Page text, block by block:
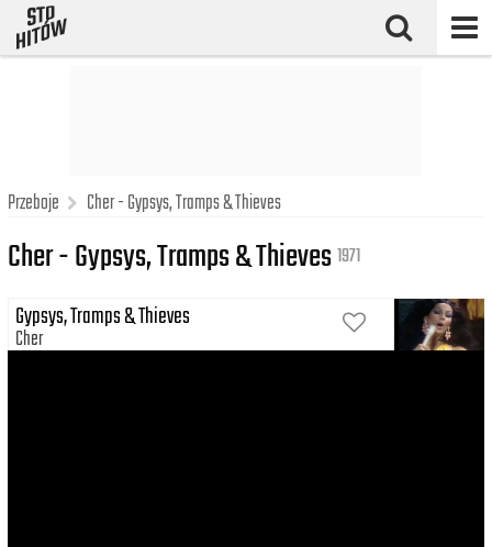
Przeboje Cher - Gypsys, Tramps & Thieves
Cher - Gypsys, Tramps & Thieves1971
Gypsys, Tramps & Thieves
Cher